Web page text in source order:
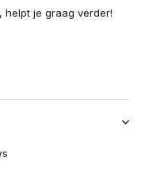
helpt je graag verder!